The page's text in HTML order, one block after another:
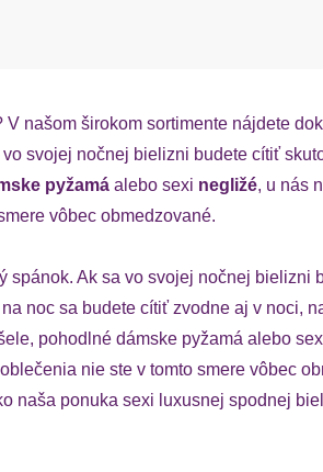
našom širokom sortimente nájdete
svojej nočnej bielizni budete cítiť
pyžamá alebo sexi negližé, u nás
vôbec obmedzované.
Ak sa vo svojej nočnej
noc sa budete cítiť zvodne aj v noci,
pohodlné dámske pyžamá alebo
nie ste v tomto smere vôbec
naša ponuka sexi luxusnej spodnej